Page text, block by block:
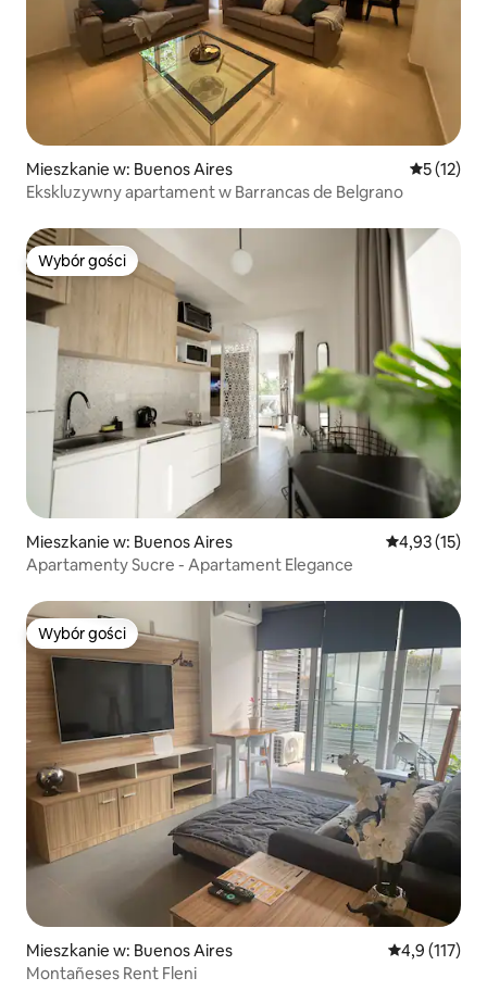
Mieszkanie w: Buenos Aires Średnia
5 (12)
Ekskluzywny apartament w Barrancas de Belgrano
Wybór gości
Wybór gości
Mieszkanie w: Buenos Aires Średnia
4,93 (15)
Apartamenty Sucre - Apartament Elegance
Wybór gości
Wybór gości
Mieszkanie w: Buenos Aires Średnia
4,9 (117)
Montañeses Rent Fleni